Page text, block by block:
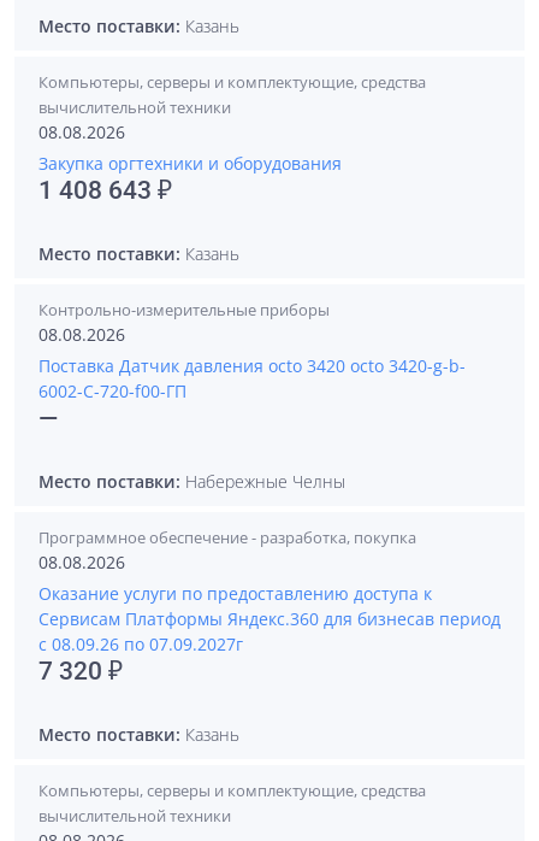
Место поставки: Казань
Компьютеры, серверы и комплектующие, средства
вычислительной техники
08.08.2026
Закупка оргтехники и оборудования
1 408 643 ₽
Место поставки: Казань
Контрольно-измерительные приборы
08.08.2026
Поставка Датчик давления octo 3420 octo 3420-g-b-
6002-С-720-f00-ГП
—
Место поставки: Набережные Челны
Программное обеспечение - разработка, покупка
08.08.2026
Оказание услуги по предоставлению доступа к
Сервисам Платформы Яндекс.360 для бизнесав период
с 08.09.26 по 07.09.2027г
7 320 ₽
Место поставки: Казань
Компьютеры, серверы и комплектующие, средства
вычислительной техники